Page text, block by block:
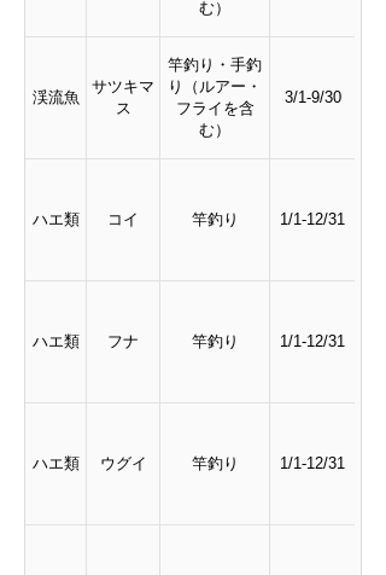
む）
渓流魚
サツキマ
ス
竿釣り・手釣
り（ルアー・
フライを含
む）
3/1-9/30
ハエ類 コイ 竿釣り 1/1-12/31
ハエ類 フナ 竿釣り 1/1-12/31
ハエ類 ウグイ 竿釣り 1/1-12/31